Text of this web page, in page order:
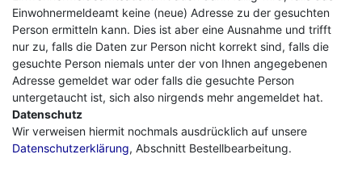
Einwohnermeldeamt keine (neue) Adresse zu der gesuchten
Person ermitteln kann. Dies ist aber eine Ausnahme und trifft
nur zu, falls die Daten zur Person nicht korrekt sind, falls die
gesuchte Person niemals unter der von Ihnen angegebenen
Adresse gemeldet war oder falls die gesuchte Person
untergetaucht ist, sich also nirgends mehr angemeldet hat.
Datenschutz
Wir verweisen hiermit nochmals ausdrücklich auf unsere
Datenschutzerklärung, Abschnitt Bestellbearbeitung.